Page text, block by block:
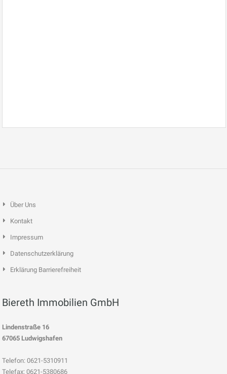
Über Uns
Kontakt
Impressum
Datenschutzerklärung
Erklärung Barrierefreiheit
Biereth Immobilien GmbH
Lindenstraße 16
67065 Ludwigshafen
Telefon: 0621-5310911
Telefax: 0621-5380686